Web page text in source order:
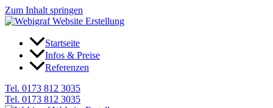
Zum Inhalt springen
Startseite
Infos & Preise
Referenzen
Tel. 0173 812 3035
Tel. 0173 812 3035